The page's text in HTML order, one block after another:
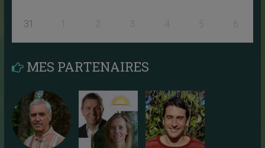
31 1 3 4 5 6
MES PARTENAIRES